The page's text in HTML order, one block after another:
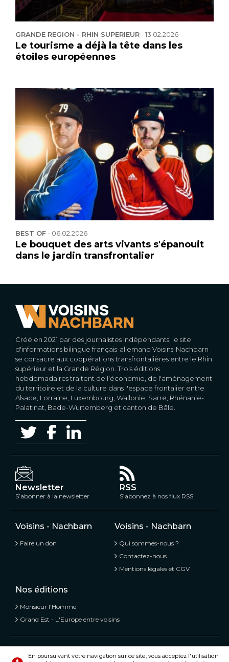
GRANDE REGION - RHIN SUPERIEUR-13.02.2026
Le tourisme a déjà la tête dans les
étoiles européennes
BEST OF- 06.02.2026
Le bouquet des arts vivants s'épanouit
dans le jardin transfrontalier
Créé en 2021 par des journalistes indépendants, le site
d'informations bilingue français-allemand Voisins-Nachbarn
se consacre aux coopérations transfrontalières entre le Rhin
supérieur et la Grande Région. Trois éditions
hebdomadaires traitent de l'économie, de l'aménagement
du territoire et de la culture dans l'espace frontalier entre
Alsace, Lorraine, Luxembourg, Wallonie, Sarre, Rhénanie-
Palatinat, Bade-Wurtemberg et canton de Bâle.
Newsletter
S’abonner à la newsletter
RSS
S’abonnez à nos flux RSS
Voisins - Nachbarn
Faire un don
Voisins - Nachbarn
Qui sommes-nous ?
Contactez-nous
Mentions légales et CGV
Nos éditions
Monsieur l'Homme
Grand Est - L'Europe entre voisins
Voisins - Nachbarn, L’information libre et mitoyenne
En poursuivant votre navigation sur ce site, vous acceptez l'utilisation